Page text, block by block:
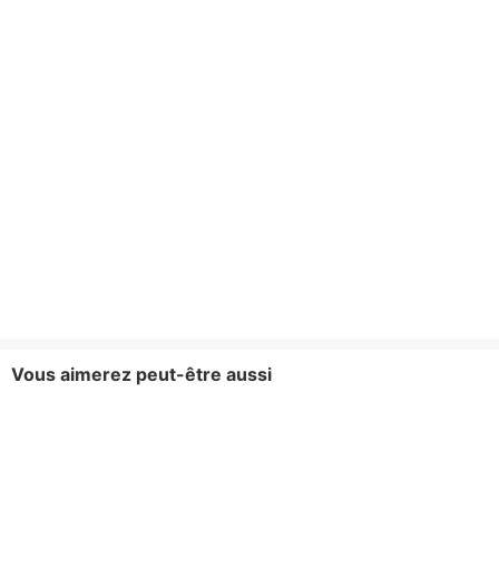
Vous aimerez peut-être aussi